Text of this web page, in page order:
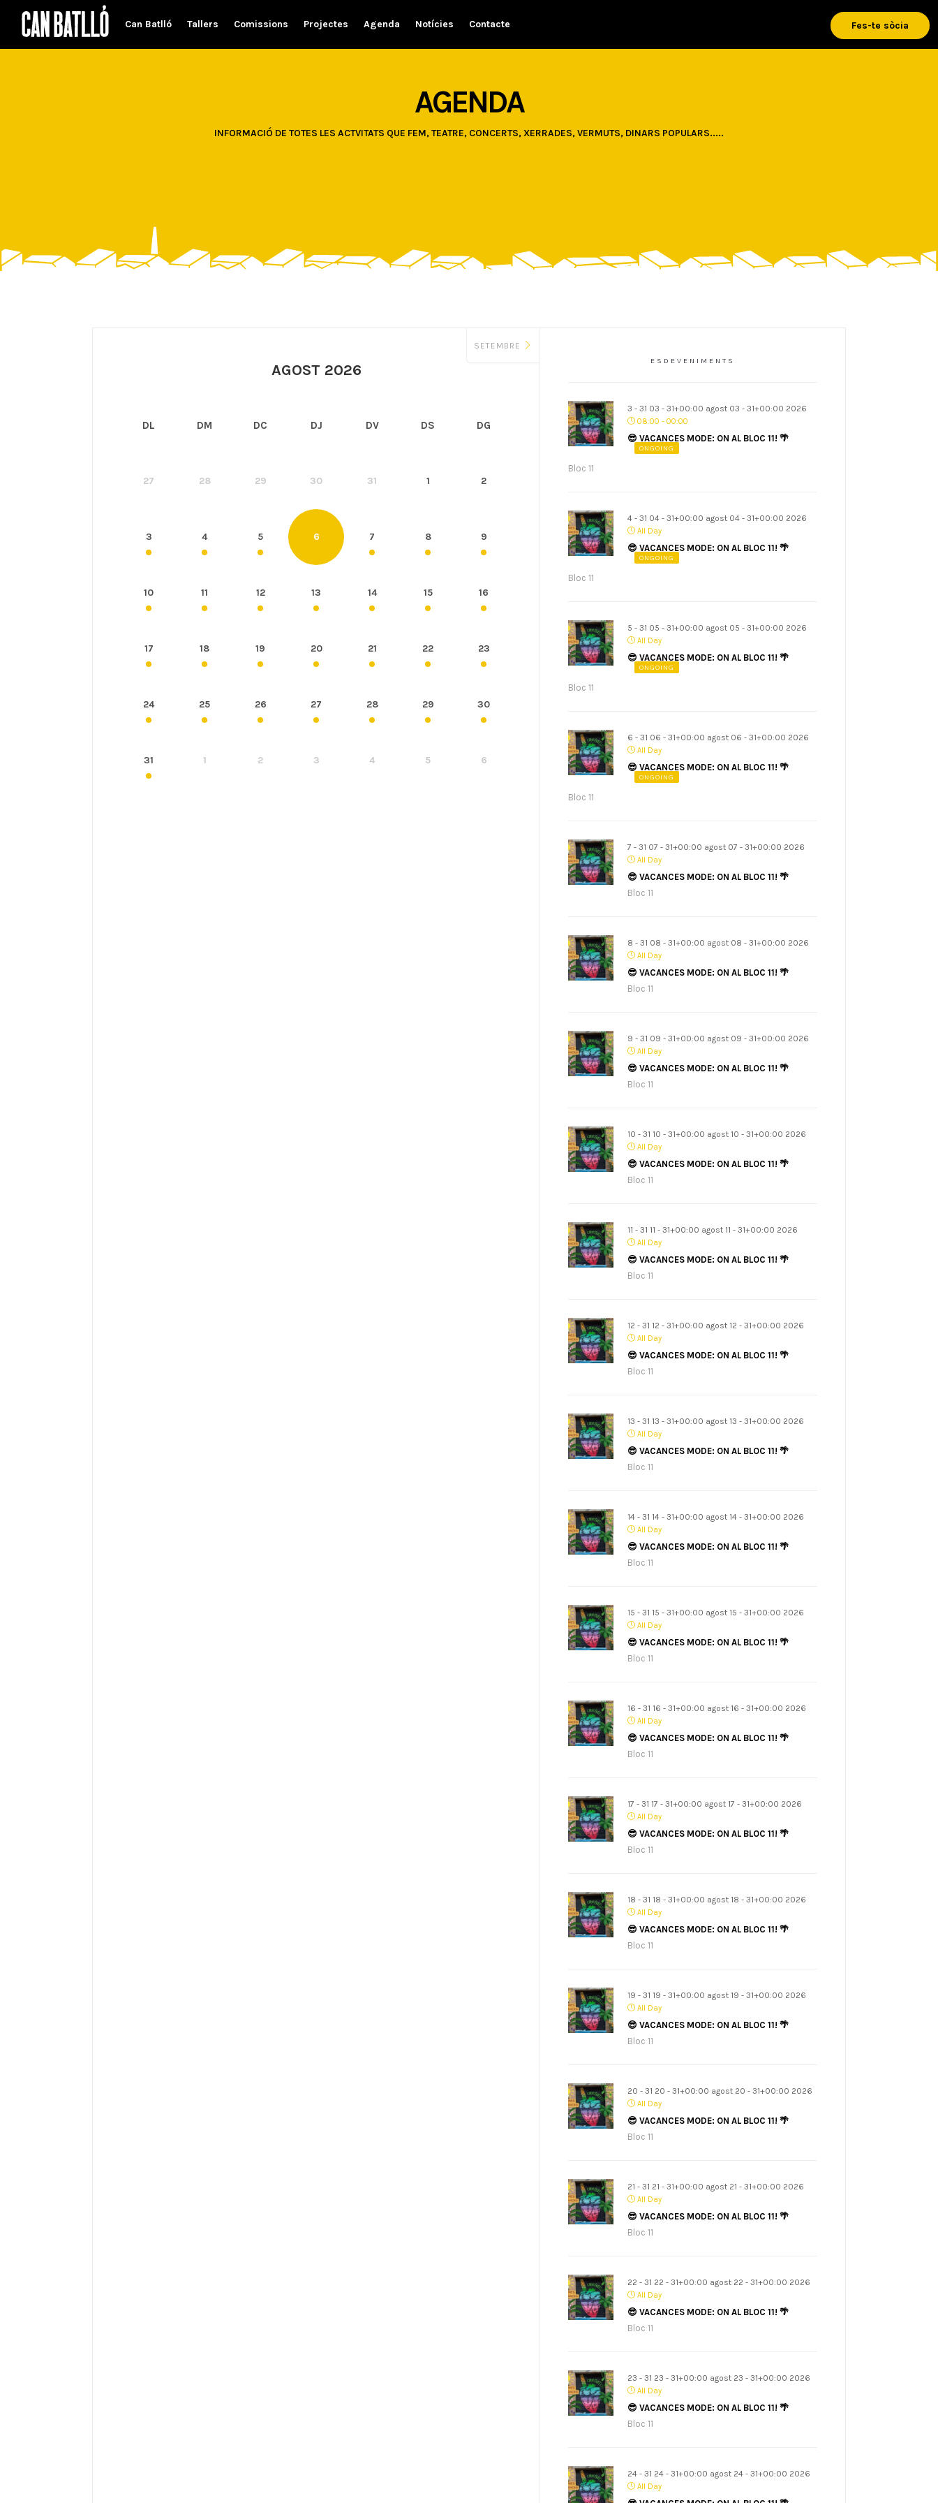
Can Batlló Tallers Comissions Projectes Agenda Notícies Contacte Fes-te sòcia
AGENDA
INFORMACIÓ DE TOTES LES ACTVITATS QUE FEM, TEATRE, CONCERTS, XERRADES, VERMUTS, DINARS POPULARS.....
AGOST 2026
SETEMBRE
DL DM DC DJ DV DS DG
27 28 29 30 31 1 2
3 4 5 6 7 8 9
10 11 12 13 14 15 16
17 18 19 20 21 22 23
24 25 26 27 28 29 30
31 1 2 3 4 5 6
ESDEVENIMENTS
3 - 31 03 - 31+00:00 agost 03 - 31+00:00 2026
08:00 - 00:00
😎 VACANCES MODE: ON AL BLOC 11! 🌴
ONGOING
Bloc 11
4 - 31 04 - 31+00:00 agost 04 - 31+00:00 2026
All Day
😎 VACANCES MODE: ON AL BLOC 11! 🌴
ONGOING
Bloc 11
5 - 31 05 - 31+00:00 agost 05 - 31+00:00 2026
All Day
😎 VACANCES MODE: ON AL BLOC 11! 🌴
ONGOING
Bloc 11
6 - 31 06 - 31+00:00 agost 06 - 31+00:00 2026
All Day
😎 VACANCES MODE: ON AL BLOC 11! 🌴
ONGOING
Bloc 11
7 - 31 07 - 31+00:00 agost 07 - 31+00:00 2026
All Day
😎 VACANCES MODE: ON AL BLOC 11! 🌴
Bloc 11
8 - 31 08 - 31+00:00 agost 08 - 31+00:00 2026
All Day
😎 VACANCES MODE: ON AL BLOC 11! 🌴
Bloc 11
9 - 31 09 - 31+00:00 agost 09 - 31+00:00 2026
All Day
😎 VACANCES MODE: ON AL BLOC 11! 🌴
Bloc 11
10 - 31 10 - 31+00:00 agost 10 - 31+00:00 2026
All Day
😎 VACANCES MODE: ON AL BLOC 11! 🌴
Bloc 11
11 - 31 11 - 31+00:00 agost 11 - 31+00:00 2026
All Day
😎 VACANCES MODE: ON AL BLOC 11! 🌴
Bloc 11
12 - 31 12 - 31+00:00 agost 12 - 31+00:00 2026
All Day
😎 VACANCES MODE: ON AL BLOC 11! 🌴
Bloc 11
13 - 31 13 - 31+00:00 agost 13 - 31+00:00 2026
All Day
😎 VACANCES MODE: ON AL BLOC 11! 🌴
Bloc 11
14 - 31 14 - 31+00:00 agost 14 - 31+00:00 2026
All Day
😎 VACANCES MODE: ON AL BLOC 11! 🌴
Bloc 11
15 - 31 15 - 31+00:00 agost 15 - 31+00:00 2026
All Day
😎 VACANCES MODE: ON AL BLOC 11! 🌴
Bloc 11
16 - 31 16 - 31+00:00 agost 16 - 31+00:00 2026
All Day
😎 VACANCES MODE: ON AL BLOC 11! 🌴
Bloc 11
17 - 31 17 - 31+00:00 agost 17 - 31+00:00 2026
All Day
😎 VACANCES MODE: ON AL BLOC 11! 🌴
Bloc 11
18 - 31 18 - 31+00:00 agost 18 - 31+00:00 2026
All Day
😎 VACANCES MODE: ON AL BLOC 11! 🌴
Bloc 11
19 - 31 19 - 31+00:00 agost 19 - 31+00:00 2026
All Day
😎 VACANCES MODE: ON AL BLOC 11! 🌴
Bloc 11
20 - 31 20 - 31+00:00 agost 20 - 31+00:00 2026
All Day
😎 VACANCES MODE: ON AL BLOC 11! 🌴
Bloc 11
21 - 31 21 - 31+00:00 agost 21 - 31+00:00 2026
All Day
😎 VACANCES MODE: ON AL BLOC 11! 🌴
Bloc 11
22 - 31 22 - 31+00:00 agost 22 - 31+00:00 2026
All Day
😎 VACANCES MODE: ON AL BLOC 11! 🌴
Bloc 11
23 - 31 23 - 31+00:00 agost 23 - 31+00:00 2026
All Day
😎 VACANCES MODE: ON AL BLOC 11! 🌴
Bloc 11
24 - 31 24 - 31+00:00 agost 24 - 31+00:00 2026
All Day